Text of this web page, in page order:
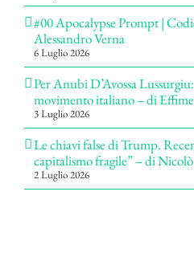
#00 Apocalypse Prompt |
Alessandro Verna
6 Luglio 2026
Per Anubi D’Avossa
movimento italiano – di
3 Luglio 2026
Le chiavi false di Trump.
capitalismo fragile” – di
2 Luglio 2026